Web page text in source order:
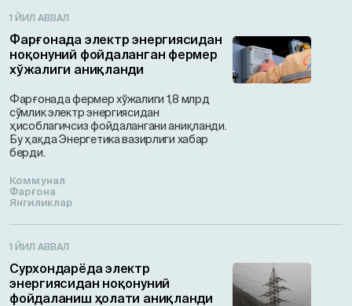
1 ЙИЛ АВВАЛ
Фарғонада электр энергиясидан
ноқонуний фойдаланган фермер
хўжалиги аниқланди
Фарғонада фермер хўжалиги 1,8 млрд
сўмлик электр энергиясидан
ҳисоблагичсиз фойдалангани аниқланди.
Бу ҳақда Энергетика вазирлиги хабар
берди.
Коммунал
Фарғона
Янгиликлар
1 ЙИЛ АВВАЛ
Сурхондарёда электр
энергиясидан ноқонуний
фойдаланиш ҳолати аниқланди